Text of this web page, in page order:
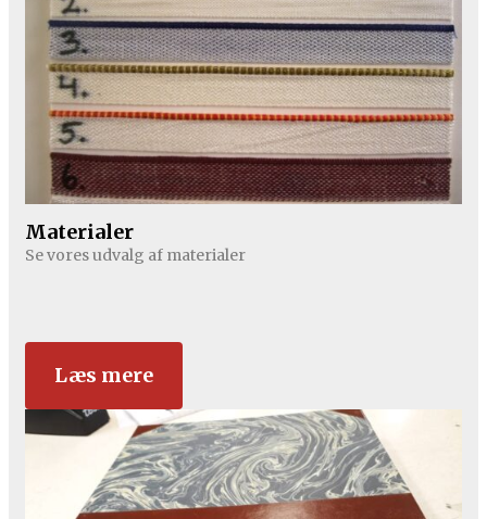
Materialer
Se vores udvalg af materialer
Læs mere